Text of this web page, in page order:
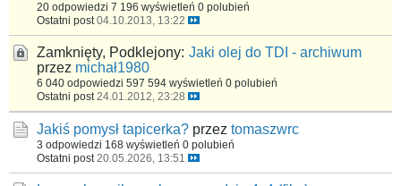
20 odpowiedzi 7 196 wyświetleń 0 polubień
Ostatni post 04.10.2013, 13:22
Zamknięty, Podklejony: Jaki olej do TDI - archiwum
przez michał1980
6 040 odpowiedzi 597 594 wyświetleń 0 polubień
Ostatni post 24.01.2012, 23:28
Jakiś pomysł tapicerka? przez tomaszwrc
3 odpowiedzi 168 wyświetleń 0 polubień
Ostatni post 20.05.2026, 13:51